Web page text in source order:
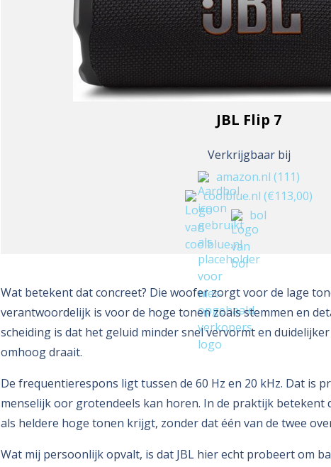
JBL Flip 7
Verkrijgbaar bij
amazon.nl (111)
coolblue.nl (€113,00)
bol
Wat betekent dat concreet? Die woofer zorgt voor de lage
verantwoordelijk is voor de hoge tonen zoals stemmen en
scheiding is dat het geluid minder snel vervormt en
omhoog draait.
De frequentierespons ligt tussen de 60 Hz en 20 kHz. Dat is
menselijk oor grotendeels kan horen. In de praktijk betekent
als heldere hoge tonen krijgt, zonder dat één van de twee
Wat mij persoonlijk opvalt, is dat JBL hier echt probeert om